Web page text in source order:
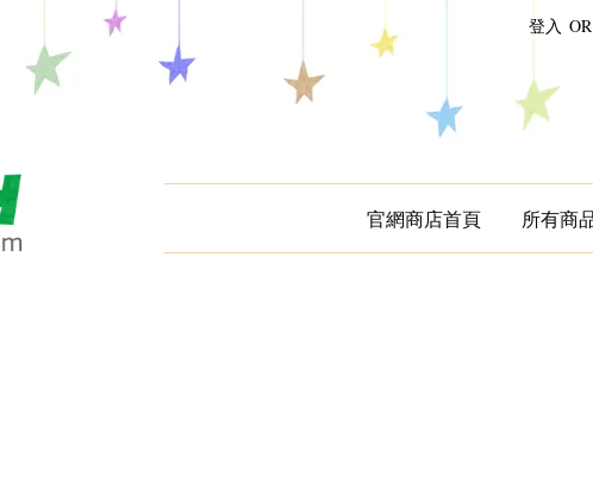
登入 OR
官網商店首頁 所有商